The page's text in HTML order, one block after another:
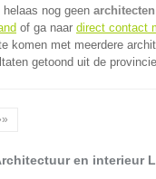
nog geen
of ga naar direct contact
komen met meerdere
getoond uit de
en interieur